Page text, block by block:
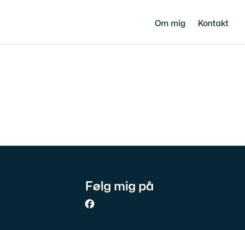
Om mig Kontakt
Følg mig på